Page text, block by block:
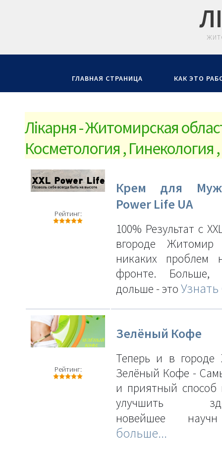
ГЛАВНАЯ СТРАНИЦА КАК ЭТО
Лiкарня - Житомирская
Косметология , Гинекология
Рейтинг:
Крем для
Power Life UA
100% Результат с
вгороде
никаких проблем
фронте. Больше,
дольше - это
Рейтинг:
Зелёный Кофе
Теперь и в
Зелёный Кофе -
и приятный способ
улучшить
новейшее
больше...